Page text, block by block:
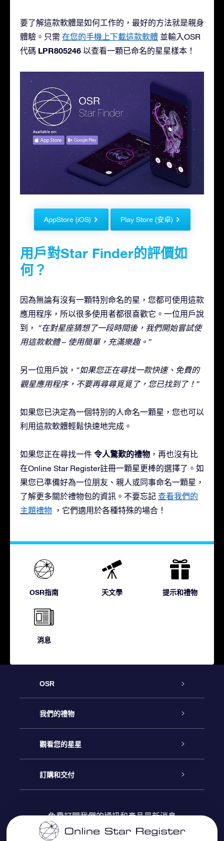
要了解這款軟體是如何工作的，最好的方法就是親身
體驗。只需 在您的手機上下載這款軟體 並輸入OSR
代碼 LPR805246 以查看一顆已命名的星星樣本！
AppStore (iOS) Play Store (安卓)
用戶對Star Finder的評價如
何？
因為無論有沒有一顆特別命名的星，您都可使用這款
應用程序，所以很多使用者都很喜歡它。一位用戶說
到， “在對星座猜想了一段時間後，我們開始嘗試使
用這款軟體 – 使用簡單，充滿樂趣。”
另一位用戶說， “如果您正在尋找一款快速、免費的
觀星應用程序，不要再尋尋覓覓了，您已找到了！”
如果您已決定為一個特別的人命名一顆星，您也可以
利用這款軟體輕鬆快速地完成。
如果您正在尋找一件 令人驚歎的禮物 ，再也沒有比
在Online Star Register註冊一顆星更棒的選擇了。如
果您已準備好為一位朋友、親人或同事命名一顆星，
了解更多關於禮物包的資訊。不要忘記 查看我們的
主題禮物 ，它們適用於各種特殊的場合！
OSR指南 天文學 提示和禮物
消息
OSR
客戶服務
聯繫我們
博客
評論
我們的禮物
Online Star禮物
OSR禮物包
OSR 禮物卡
觀看您的星星
星星注册
個性化的Star Page
訂購和交付
付款資訊
免費訂閱我們的通訊和產品最新消息